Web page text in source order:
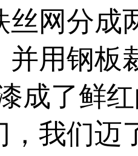
丝网分成
并用钢板
成了鲜
，我们迈